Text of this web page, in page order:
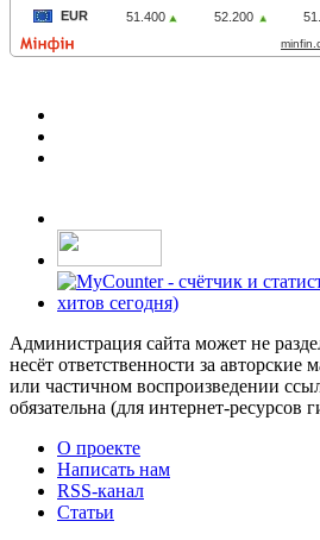
Администрация сайта может не
несёт ответственности за
или частичном воспроизведении
обязательна (для интернет-ресурсов
О проекте
Написать нам
RSS-канал
Статьи